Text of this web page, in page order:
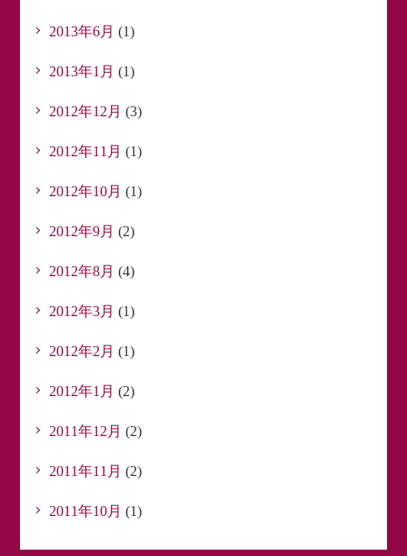
2013年6月 (1)
2013年1月 (1)
2012年12月 (3)
2012年11月 (1)
2012年10月 (1)
2012年9月 (2)
2012年8月 (4)
2012年3月 (1)
2012年2月 (1)
2012年1月 (2)
2011年12月 (2)
2011年11月 (2)
2011年10月 (1)